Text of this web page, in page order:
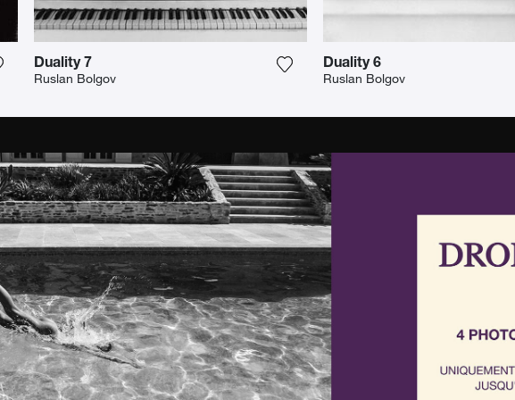
Fügen Sie das Foto meiner Wunschliste hinzu
Duality 7
Ruslan Bolgov Fügen Sie das Foto meiner
Duality 6
Ruslan Bolgov